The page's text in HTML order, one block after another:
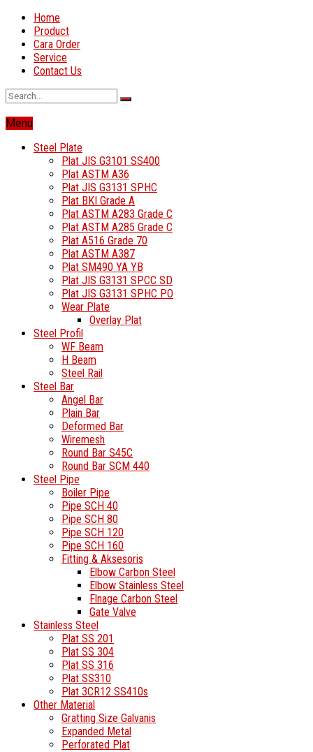
Home
Product
Cara Order
Service
Contact Us
Menu
Steel Plate
Plat JIS G3101 SS400
Plat ASTM A36
Plat JIS G3131 SPHC
Plat BKI Grade A
Plat ASTM A283 Grade C
Plat ASTM A285 Grade C
Plat A516 Grade 70
Plat ASTM A387
Plat SM490 YA YB
Plat JIS G3131 SPCC SD
Plat JIS G3131 SPHC PO
Wear Plate
Overlay Plat
Steel Profil
WF Beam
H Beam
Steel Rail
Steel Bar
Angel Bar
Plain Bar
Deformed Bar
Wiremesh
Round Bar S45C
Round Bar SCM 440
Steel Pipe
Boiler Pipe
Pipe SCH 40
Pipe SCH 80
Pipe SCH 120
Pipe SCH 160
Fitting & Aksesoris
Elbow Carbon Steel
Elbow Stainless Steel
Flnage Carbon Steel
Gate Valve
Stainless Steel
Plat SS 201
Plat SS 304
Plat SS 316
Plat SS310
Plat 3CR12 SS410s
Other Material
Gratting Size Galvanis
Expanded Metal
Perforated Plat